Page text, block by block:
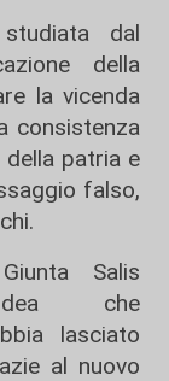
studiata dal
della
la vicenda
consistenza
patria e
falso,
Salis
che
lasciato
al nuovo